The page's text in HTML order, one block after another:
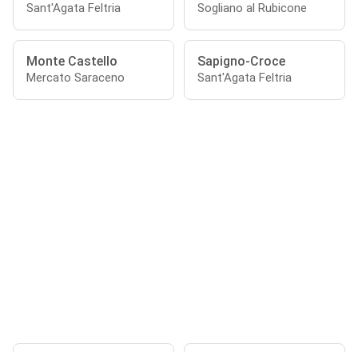
Sant'Agata Feltria Sogliano al Rubicone
Monte Castello
Mercato Saraceno
Sapigno-Croce
Sant'Agata Feltria